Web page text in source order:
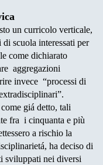
un curricolo verticale,
scuola interessati per
come dichiarato
aggregazioni
invece “processi di
giá detto, tali
fra i cinquanta e più
a rischio la
ha deciso di
sviluppati nei diversi